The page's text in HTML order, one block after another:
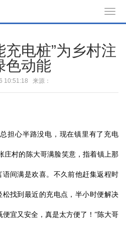
o
g
a
i
充电桩”为乡村注
色动能
10:51:18 来源：
担心半路没电，现在镇里有了充电
庄村的陈大哥满脸笑意，指着镇上那
间满是欢喜。不久前他赶集返程时
找到最近的充电点，半小时便解决
便宜又安全，真是太方便了！”陈大哥